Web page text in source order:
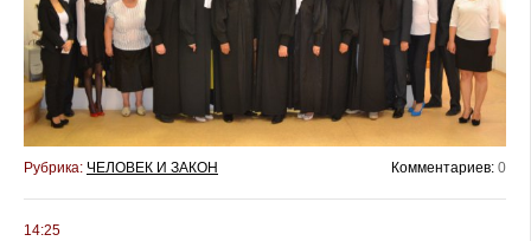
Рубрика: ЧЕЛОВЕК И ЗАКОН Комментариев: 0
14:25